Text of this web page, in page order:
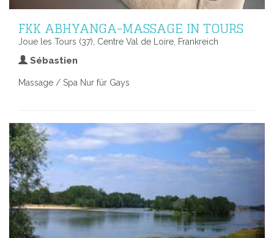
FKK ABHYANGA-MASSAGE IN TOURS
Joue les Tours (37), Centre Val de Loire, Frankreich
Sébastien
Massage / Spa Nur für Gays